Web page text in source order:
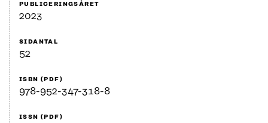
PUBLICERINGSÅRET
2023
SIDANTAL
52
ISBN (PDF)
978-952-347-318-8
ISSN (PDF)